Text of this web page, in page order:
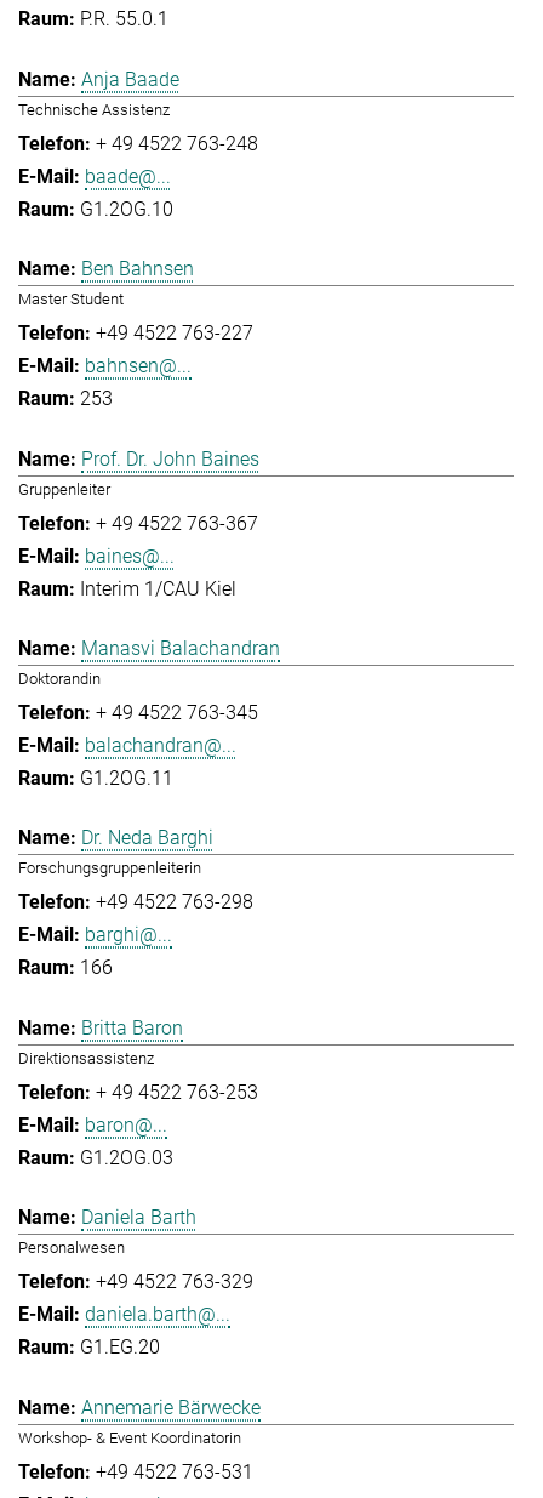
P.R. 55.0.1
Anja Baade
Technische Assistenz
+ 49 4522 763-248
baade@...
G1.2OG.10
Ben Bahnsen
Master Student
+49 4522 763-227
bahnsen@...
253
Prof. Dr. John Baines
Gruppenleiter
+ 49 4522 763-367
baines@...
Interim 1/CAU Kiel
Manasvi Balachandran
Doktorandin
+ 49 4522 763-345
balachandran@...
G1.2OG.11
Dr. Neda Barghi
Forschungsgruppenleiterin
+49 4522 763-298
barghi@...
166
Britta Baron
Direktionsassistenz
+ 49 4522 763-253
baron@...
G1.2OG.03
Daniela Barth
Personalwesen
+49 4522 763-329
daniela.barth@...
G1.EG.20
Annemarie Bärwecke
Workshop- & Event Koordinatorin
+49 4522 763-531